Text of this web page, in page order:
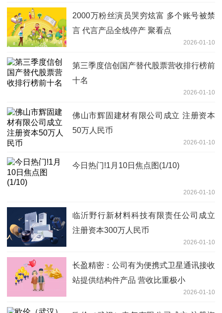
2000万粉丝演员哭穷炫富 多个账号被禁
言 代言产品全线停产 聚看点
2026-01-10
第三季度信创国产替代股票营收排行榜前
十名
2026-01-10
佛山市辉固建材有限公司成立 注册资本
50万人民币
2026-01-10
今日热门!1月10日焦点图(1/10)
2026-01-10
临沂野行新材料科技有限责任公司成立
注册资本300万人民币
2026-01-10
长盈精密：公司有为便携式卫星通讯接收
站提供结构件产品 营收比重极小
2026-01-10